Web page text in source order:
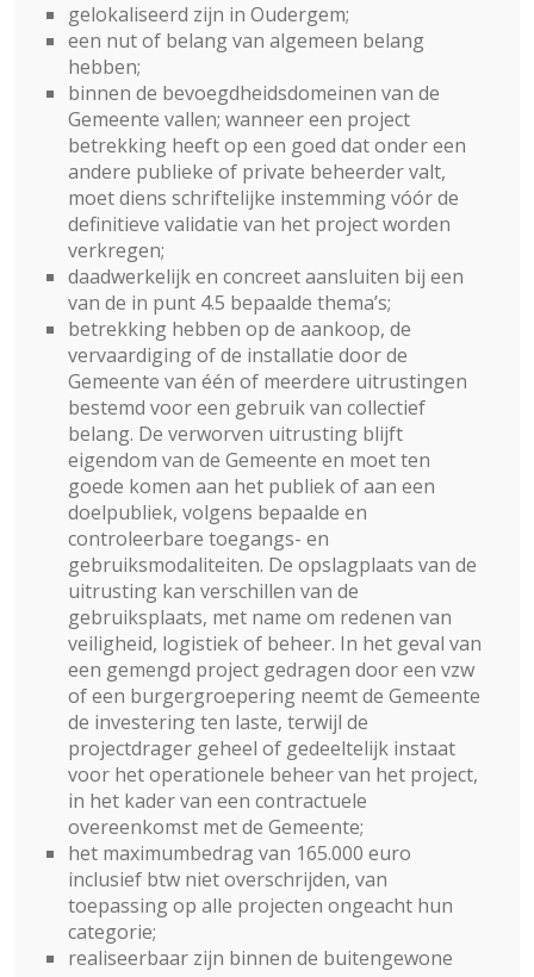
gelokaliseerd zijn in Oudergem;
een nut of belang van algemeen belang
hebben;
binnen de bevoegdheidsdomeinen van de
Gemeente vallen; wanneer een project
betrekking heeft op een goed dat onder een
andere publieke of private beheerder valt,
moet diens schriftelijke instemming vóór de
definitieve validatie van het project worden
verkregen;
daadwerkelijk en concreet aansluiten bij een
van de in punt 4.5 bepaalde thema’s;
betrekking hebben op de aankoop, de
vervaardiging of de installatie door de
Gemeente van één of meerdere uitrustingen
bestemd voor een gebruik van collectief
belang. De verworven uitrusting blijft
eigendom van de Gemeente en moet ten
goede komen aan het publiek of aan een
doelpubliek, volgens bepaalde en
controleerbare toegangs- en
gebruiksmodaliteiten. De opslagplaats van de
uitrusting kan verschillen van de
gebruiksplaats, met name om redenen van
veiligheid, logistiek of beheer. In het geval van
een gemengd project gedragen door een vzw
of een burgergroepering neemt de Gemeente
de investering ten laste, terwijl de
projectdrager geheel of gedeeltelijk instaat
voor het operationele beheer van het project,
in het kader van een contractuele
overeenkomst met de Gemeente;
het maximumbedrag van 165.000 euro
inclusief btw niet overschrijden, van
toepassing op alle projecten ongeacht hun
categorie;
realiseerbaar zijn binnen de buitengewone